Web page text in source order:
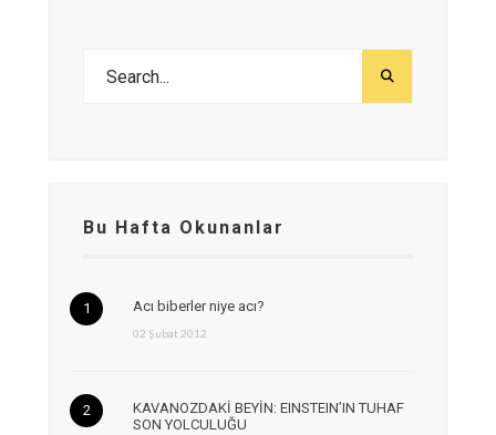
Bu Hafta Okunanlar
Acı biberler niye acı?
02 Şubat 2012
KAVANOZDAKİ BEYİN: EINSTEIN’IN TUHAF
SON YOLCULUĞU